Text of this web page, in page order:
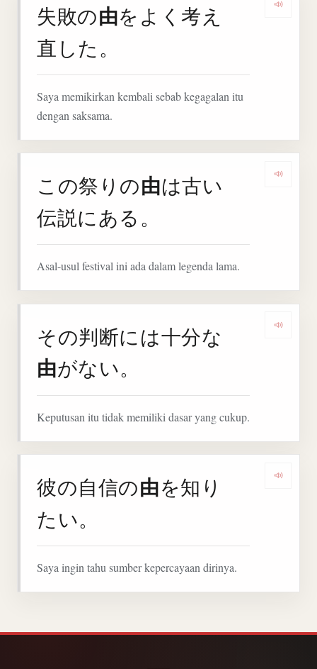
失敗の由をよく考え
直した。
Saya memikirkan kembali sebab kegagalan itu
dengan saksama.
この祭りの由は古い
伝説にある。
Asal-usul festival ini ada dalam legenda lama.
その判断には十分な
由がない。
Keputusan itu tidak memiliki dasar yang cukup.
彼の自信の由を知り
たい。
Saya ingin tahu sumber kepercayaan dirinya.